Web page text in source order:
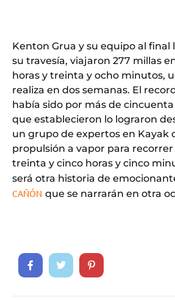
Kenton Grua y su equipo al
su travesía, viajaron 277 millas
horas y treinta y ocho minutos,
realiza en dos semanas. El
había sido por más de
que establecieron lo lograron
un grupo de expertos en Kayak
propulsión a vapor para
treinta y cinco horas y cinco
será otra historia de
CAÑÓN que se narrarán en otra